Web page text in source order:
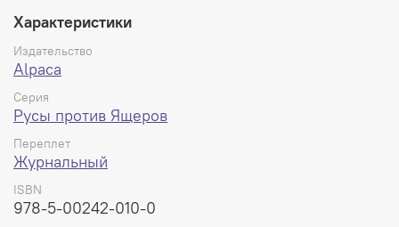
Отступника! В качестве приглашенных звезд
полюбившиеся вам Всеслав и Забава, Дрочеслав, а
также его сын, Душизмей!
Характеристики
Издательство
Alpaca
Серия
Русы против Ящеров
Переплет
Журнальный
ISBN
978-5-00242-010-0